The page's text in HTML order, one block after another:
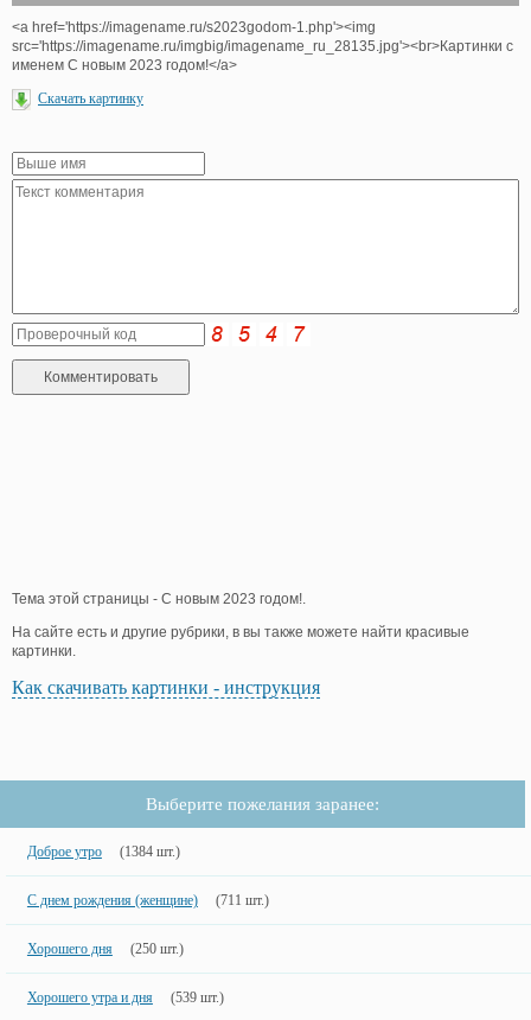
<a href='https://imagename.ru/s2023godom-1.php'><img
src='https://imagename.ru/imgbig/imagename_ru_28135.jpg'><br>Картинки с
именем С новым 2023 годом!</a>
Скачать картинку
Тема этой страницы - С новым 2023 годом!.
На сайте есть и другие рубрики, в вы также можете найти красивые
картинки.
Как скачивать картинки - инструкция
Выберите пожелания заранее:
Доброе утро (1384 шт.)
С днем рождения (женщине) (711 шт.)
Хорошего дня (250 шт.)
Хорошего утра и дня (539 шт.)